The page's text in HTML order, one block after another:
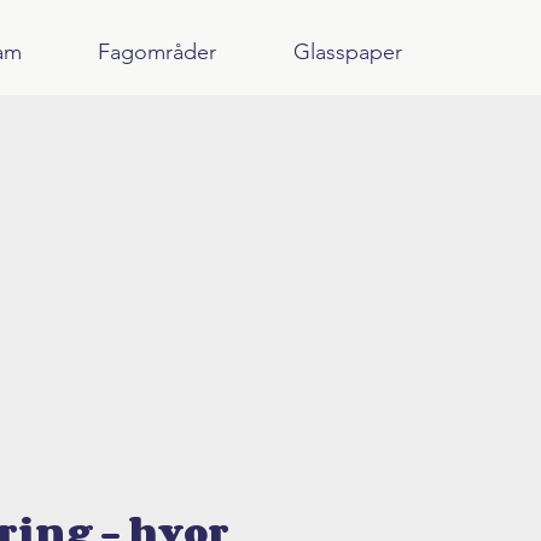
Fagområder Glasspaper